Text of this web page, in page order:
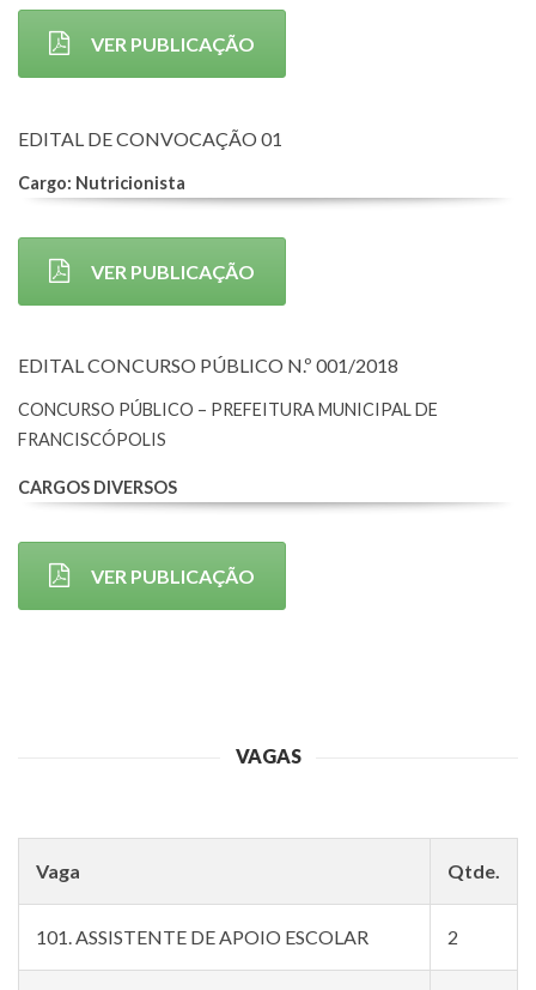
VER PUBLICAÇÃO
EDITAL DE CONVOCAÇÃO 01
Cargo: Nutricionista
VER PUBLICAÇÃO
EDITAL CONCURSO PÚBLICO N.º 001/2018
CONCURSO PÚBLICO – PREFEITURA MUNICIPAL DE
FRANCISCÓPOLIS
CARGOS DIVERSOS
VER PUBLICAÇÃO
VAGAS
Vaga Qtde.
101. ASSISTENTE DE APOIO ESCOLAR 2